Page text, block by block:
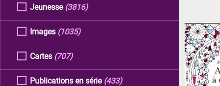
Jeunesse (3816)
Images (1035)
Cartes (707)
Publications en série (433)